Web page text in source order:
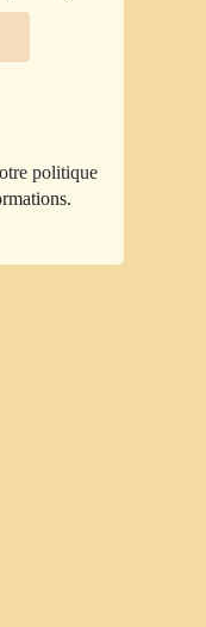
politique